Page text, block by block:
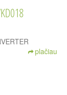
plačiau